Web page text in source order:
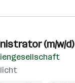
(m/w/d)